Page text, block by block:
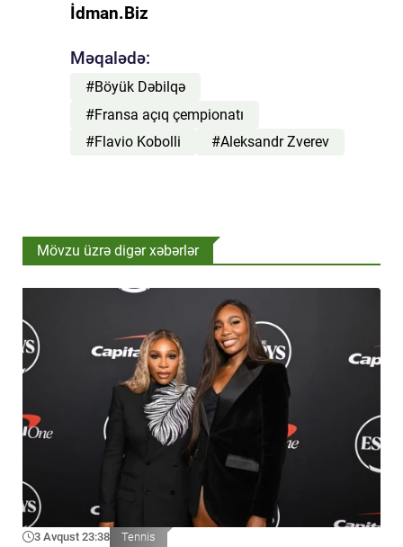
İdman.Biz
Məqalədə:
#Böyük Dəbilqə
#Fransa açıq çempionatı
#Flavio Kobolli
#Aleksandr Zverev
Mövzu üzrə digər xəbərlər
3 Avqust 23:38 Tennis